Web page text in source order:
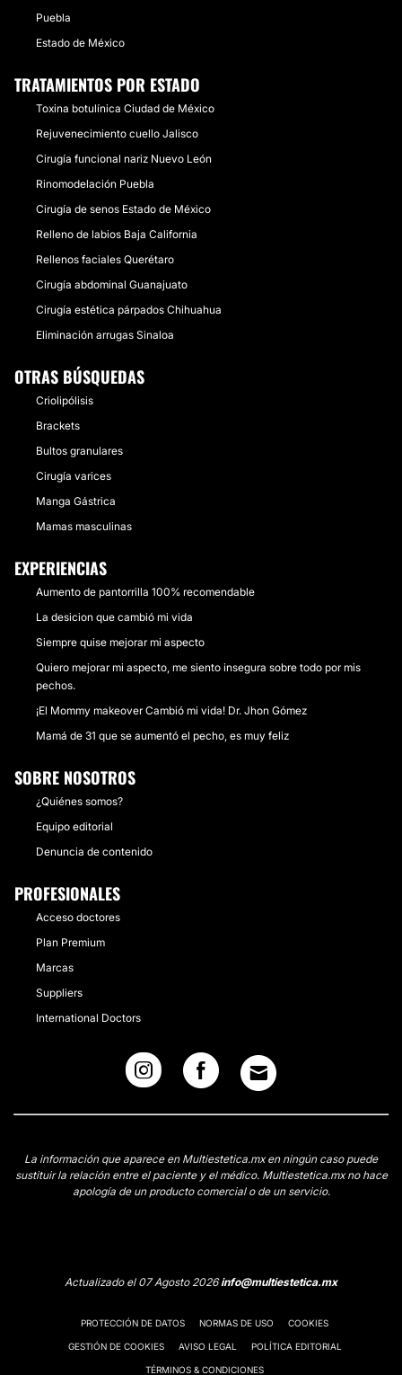
Puebla
Estado de México
TRATAMIENTOS POR ESTADO
Toxina botulínica Ciudad de México
Rejuvenecimiento cuello Jalisco
Cirugía funcional nariz Nuevo León
Rinomodelación Puebla
Cirugía de senos Estado de México
Relleno de labios Baja California
Rellenos faciales Querétaro
Cirugía abdominal Guanajuato
Cirugía estética párpados Chihuahua
Eliminación arrugas Sinaloa
OTRAS BÚSQUEDAS
Criolipólisis
Brackets
Bultos granulares
Cirugía varices
Manga Gástrica
Mamas masculinas
EXPERIENCIAS
Aumento de pantorrilla 100% recomendable
La desicion que cambió mi vida
Siempre quise mejorar mi aspecto
Quiero mejorar mi aspecto, me siento insegura sobre todo por mis
pechos.
¡El Mommy makeover Cambió mi vida! Dr. Jhon Gómez
Mamá de 31 que se aumentó el pecho, es muy feliz
SOBRE NOSOTROS
¿Quiénes somos?
Equipo editorial
Denuncia de contenido
PROFESIONALES
Acceso doctores
Plan Premium
Marcas
Suppliers
International Doctors
La información que aparece en Multiestetica.mx en ningún caso puede
sustituir la relación entre el paciente y el médico. Multiestetica.mx no hace
apología de un producto comercial o de un servicio.
Actualizado el 07 Agosto 2026info@multiestetica.mx
PROTECCIÓN DE DATOS NORMAS DE USO COOKIES
GESTIÓN DE COOKIES AVISO LEGAL POLÍTICA EDITORIAL
TÉRMINOS & CONDICIONES